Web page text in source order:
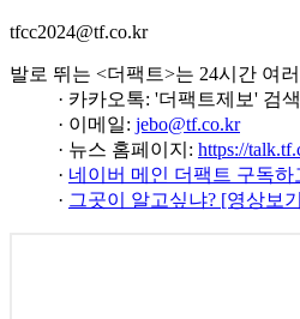
tfcc2024@tf.co.kr
발로 뛰는 <더팩트>는 24시간 여
· 카카오톡: '더팩트제보' 검색
· 이메일: jebo@tf.co.kr
· 뉴스 홈페이지: https://
· 네이버 메인 더팩트 구독
· 그곳이 알고싶냐? [영상보